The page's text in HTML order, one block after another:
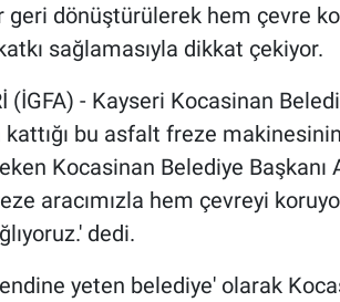
geri dönüştürülerek hem çevre
sağlamasıyla dikkat çekiyor.
(İGFA) - Kayseri Kocasinan
bu asfalt freze
Kocasinan Belediye
aracımızla hem çevreyi
dedi.
yeten belediye' olarak